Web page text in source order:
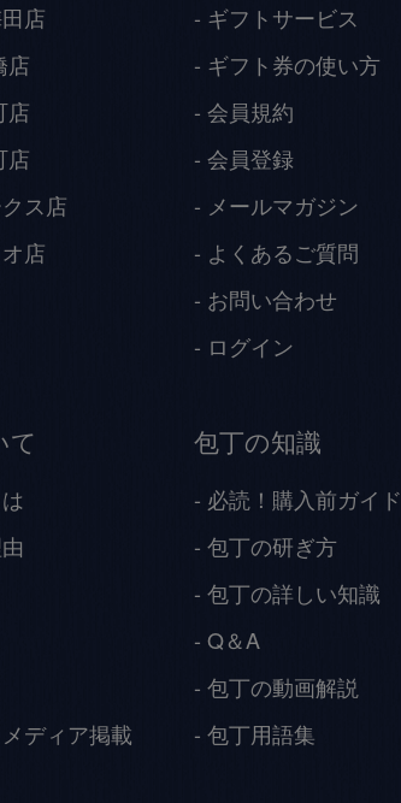
店
店
店
店
ス店
店
ギフトサービス
ギフト券の使い方
会員規約
会員登録
メールマガジン
よくあるご質問
お問い合わせ
ログイン
て
ディア掲載
包丁の知識
必読！購入前ガイド
包丁の研ぎ方
包丁の詳しい知識
Q＆A
包丁の動画解説
包丁用語集